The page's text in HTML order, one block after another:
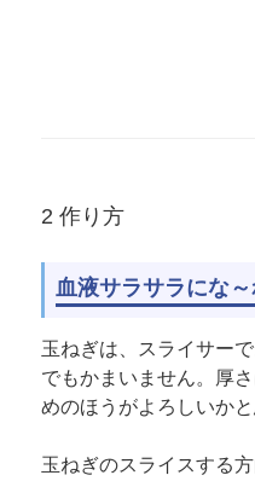
2 作り方
血液サラサラにな
玉ねぎは、スライサー
でもかまいません。厚
めのほうがよろしいかと
玉ねぎのスライスする